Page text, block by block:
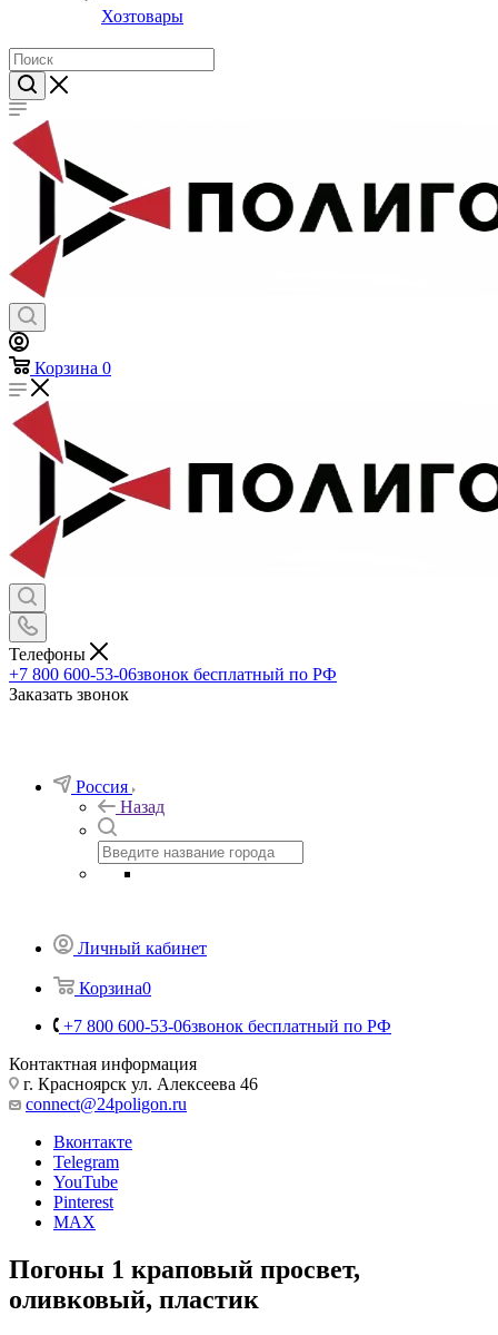
Хозтовары
Корзина 0
Телефоны
+7 800 600-53-06звонок бесплатный по РФ
Заказать звонок
Россия
Назад
Личный кабинет
Корзина0
+7 800 600-53-06звонок бесплатный по РФ
Контактная информация
г. Красноярск ул. Алексеева 46
connect@24poligon.ru
Вконтакте
Telegram
YouTube
Pinterest
MAX
Погоны 1 краповый просвет,
оливковый, пластик